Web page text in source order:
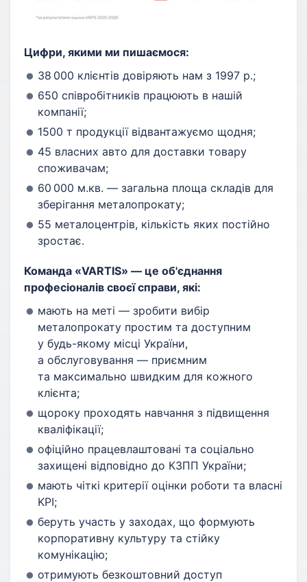
Цифри, якими ми пишаємося:
38 000 клієнтів довіряють нам з 1997 р.;
650 співробітників працюють в нашій
компанії;
1500 т продукції відвантажуємо щодня;
45 власних авто для доставки товару
споживачам;
60 000 м.кв. — загальна площа складів для
зберігання металопрокату;
55 металоцентрів, кількість яких постійно
зростає.
Команда «VARTIS» — це об'єднання
професіоналів своєї справи, які:
мають на меті — зробити вибір
металопрокату простим та доступним
у будь-якому місці України,
а обслуговування — приємним
та максимально швидким для кожного
клієнта;
щороку проходять навчання з підвищення
кваліфікації;
офіційно працевлаштовані та соціально
захищені відповідно до КЗПП України;
мають чіткі критерії оцінки роботи та власні
KPI;
беруть участь у заходах, що формують
корпоративну культуру та стійку
комунікацію;
отримують безкоштовний доступ